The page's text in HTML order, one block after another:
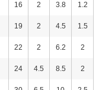
16 2 3.8 1.2
19 2 4.5 1.5
22 2 6.2 2
24 4.5 8.5 2